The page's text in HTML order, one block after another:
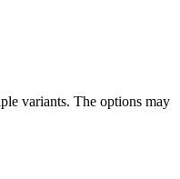
variants. The options may